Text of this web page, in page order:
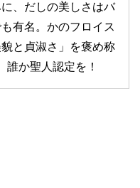
、だしの美しさはバ
有名。かのフロイス
と貞淑さ」を褒め称
誰か聖人認定を！